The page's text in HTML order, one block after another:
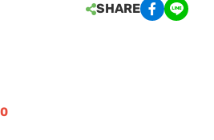
SHARE